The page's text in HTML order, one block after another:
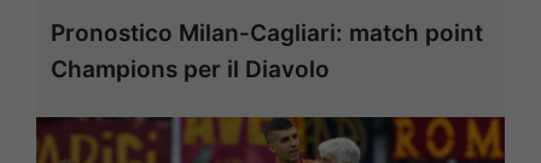
Pronostico Milan-Cagliari: match point
Champions per il Diavolo